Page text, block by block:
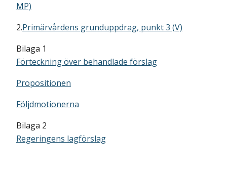
MP)
2.Primärvårdens grunduppdrag, punkt 3 (V)
Bilaga 1
Förteckning över behandlade förslag
Propositionen
Följdmotionerna
Bilaga 2
Regeringens lagförslag